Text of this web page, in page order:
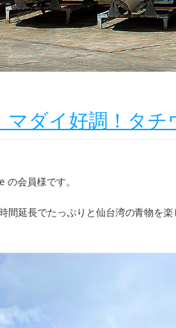
ダイ好調！タチ
会員様です。
延長でたっぷりと仙台湾の青物を